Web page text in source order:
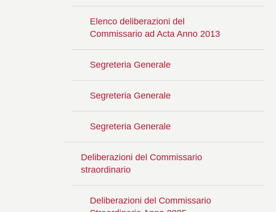
Elenco deliberazioni del
Commissario ad Acta Anno 2013
Segreteria Generale
Segreteria Generale
Segreteria Generale
Deliberazioni del Commissario
straordinario
Deliberazioni del Commissario